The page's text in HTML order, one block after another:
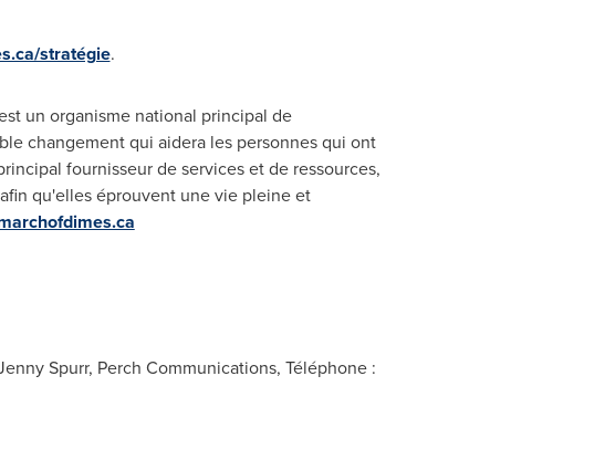
stratégie.
un organisme national principal de
changement qui aidera les personnes qui ont
fournisseur de services et de ressources,
qu'elles éprouvent une vie pleine et
Spurr, Perch Communications, Téléphone :